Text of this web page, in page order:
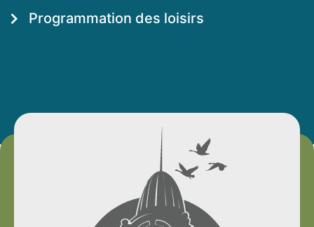
Programmation des loisirs